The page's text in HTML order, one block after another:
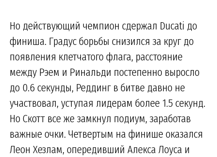
Но действующий чемпион сдержал Ducati до
финиша. Градус борьбы снизился за круг до
появления клетчатого флага, расстояние
между Рэем и Ринальди постепенно выросло
до 0.6 секунды, Реддинг в битве давно не
участвовал, уступая лидерам более 1.5 секунд.
Но Скотт все же замкнул подиум, заработав
важные очки. Четвертым на финише оказался
Леон Хезлам, опередивший Алекса Лоуса и